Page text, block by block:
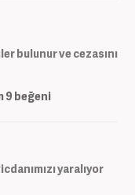
bulunur ve cezasını
9 beğeni
yaralıyor